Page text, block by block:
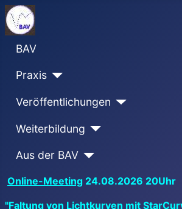
BAV
Praxis
Veröffentlichungen
Weiterbildung
Aus der BAV
Online-Meeting 24.08.2026 20Uhr
"Faltung von Lichtkurven mit